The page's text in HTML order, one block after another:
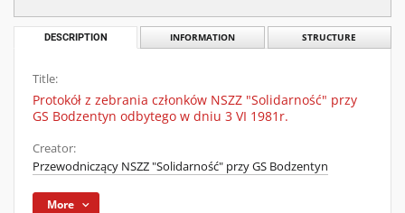
DESCRIPTION INFORMATION STRUCTURE
Title:
Protokół z zebrania członków NSZZ "Solidarność" przy
GS Bodzentyn odbytego w dniu 3 VI 1981r.
Creator:
Przewodniczący NSZZ "Solidarność" przy GS Bodzentyn
More